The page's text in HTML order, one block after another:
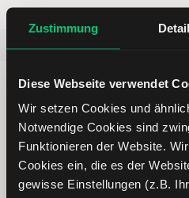
Zustimmung
Diese Webseite verwendet
Wir setzen Cookies und
Notwendige Cookies sind
Funktionieren der Website.
Cookies ein, die es der
gewisse Einstellungen (z.B.
Immer up to
Newslettern